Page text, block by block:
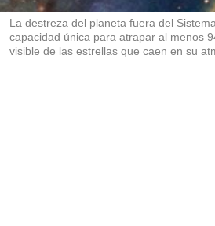
r
La destreza del planeta fuera del
capacidad única para atrapar al menos
visible de las estrellas que caen en su